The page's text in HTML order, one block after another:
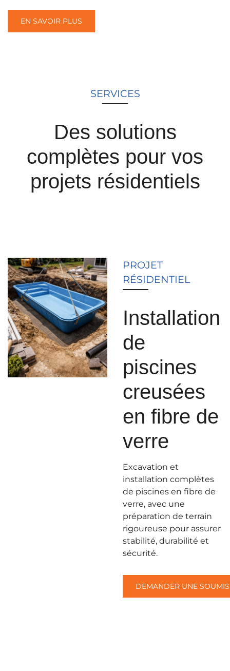
EN SAVOIR PLUS
SERVICES
Des solutions
complètes pour vos
projets résidentiels
PROJET
RÉSIDENTIEL
Installation
de
piscines
creusées
en fibre de
verre
Excavation et
installation complètes
de piscines en fibre de
verre, avec une
préparation de terrain
rigoureuse pour assurer
stabilité, durabilité et
sécurité.
DEMANDER UNE